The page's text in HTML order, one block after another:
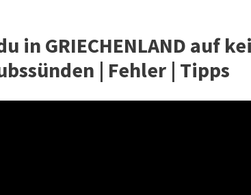
in GRIECHENLAND auf
| Fehler | Tipps